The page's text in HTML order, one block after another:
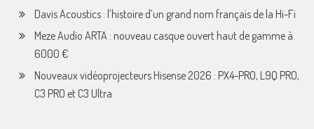
Davis Acoustics : l’histoire d’un grand nom français de la Hi-Fi
Meze Audio ARTA : nouveau casque ouvert haut de gamme à
6000 €
Nouveaux vidéoprojecteurs Hisense 2026 : PX4-PRO, L9Q PRO,
C3 PRO et C3 Ultra